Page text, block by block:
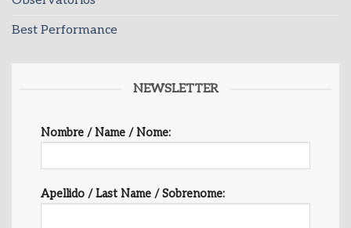
Best Performance
NEWSLETTER
Nombre / Name / Nome:
Apellido / Last Name / Sobrenome: